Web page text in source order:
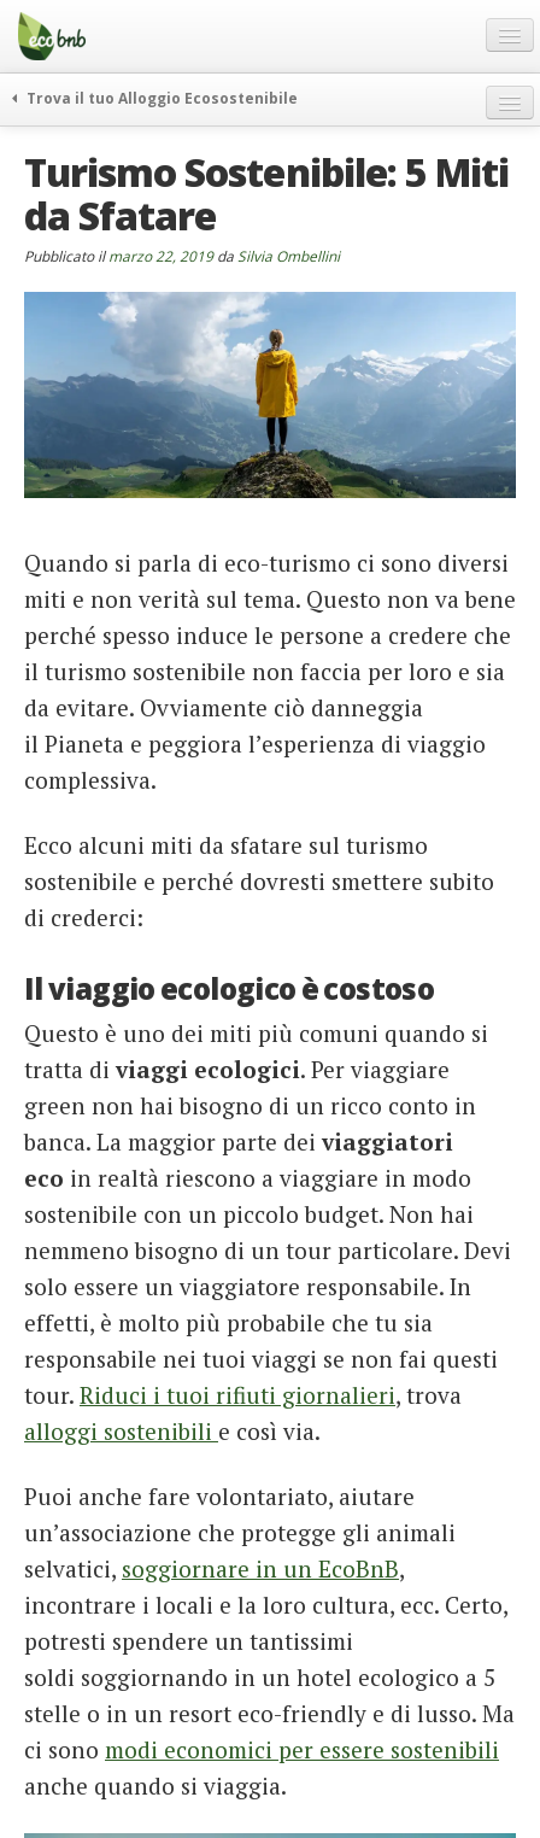
Menu
Salta
contenuto
Offerte Speciali
Regali
FAQ
Chi Siamo
Partner
Italiano
English
French
Italiano
Trova il tuo Alloggio Ecosostenibile
itinerari
curiosità
vivere e viaggiare verde
Turismo Sostenibile: 5 Miti
da Sfatare
Pubblicato ilmarzo 22, 2019da Silvia Ombellini
Quando si parla di eco-turismo ci sono diversi
miti e non verità sul tema. Questo non va bene
perché spesso induce le persone a credere che
il turismo sostenibile non faccia per loro e sia
da evitare. Ovviamente ciò danneggia
il Pianeta e peggiora l’esperienza di viaggio
complessiva.
Ecco alcuni miti da sfatare sul turismo
sostenibile e perché dovresti smettere subito
di crederci:
Il viaggio ecologico è costoso
Questo è uno dei miti più comuni quando si
tratta diviaggi ecologici. Per viaggiare
green non hai bisogno di un ricco conto in
banca. La maggior parte deiviaggiatori
eco in realtà riescono a viaggiare in modo
sostenibile con un piccolo budget. Non hai
nemmeno bisogno di un tour particolare. Devi
solo essere un viaggiatore responsabile. In
effetti, è molto più probabile che tu sia
responsabile nei tuoi viaggi se non fai questi
tour. Riduci i tuoi rifiuti giornalieri, trova
alloggi sostenibili e così via.
Puoi anche fare volontariato, aiutare
un’associazione che protegge gli animali
selvatici, soggiornare in un EcoBnB,
incontrare i locali e la loro cultura, ecc. Certo,
potresti spendere un tantissimi
soldi soggiornando in un hotel ecologico a 5
stelle o in un resort eco-friendly e di lusso. Ma
ci sono modi economici per essere sostenibili
anche quando si viaggia.